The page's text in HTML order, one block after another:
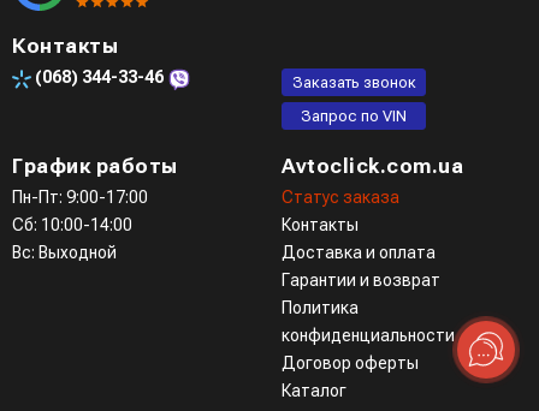
Контакты
(068) 344-33-46
Заказать звонок
Запрос по VIN
График работы
Пн-Пт: 9:00-17:00
Сб: 10:00-14:00
Вс: Выходной
Avtoclick.com.ua
Статус заказа
Контакты
Доставка и оплата
Гарантии и возврат
Политика
конфиденциальности
Договор оферты
Каталог